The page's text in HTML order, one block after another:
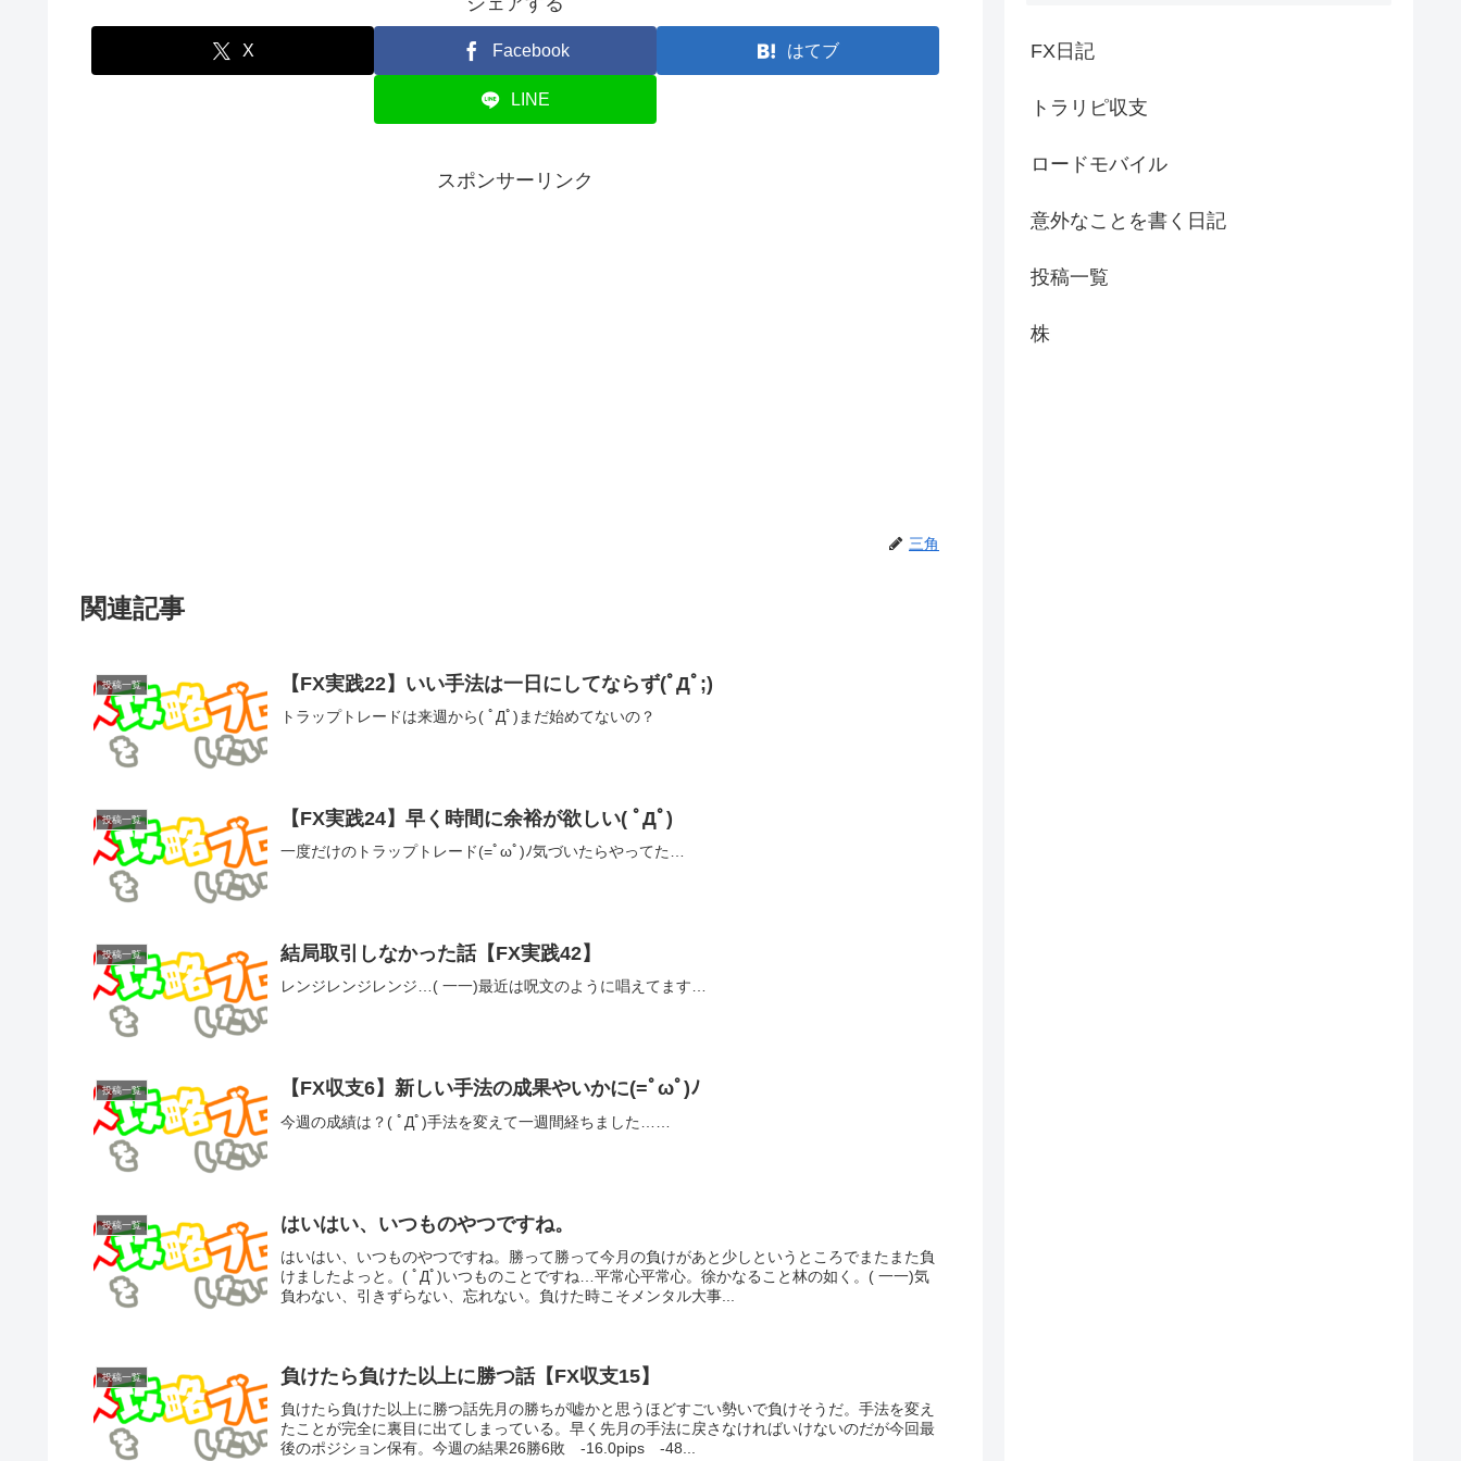
X Facebook はてブ
LINE
スポンサーリンク
三角
関連記事
投稿一覧 【FX実践22】いい手法は一日にしてならず(ﾟДﾟ;)
トラップトレードは来週から( ﾟДﾟ)まだ始めてないの？
投稿一覧 【FX実践24】早く時間に余裕が欲しい( ﾟДﾟ)
一度だけのトラップトレード(=ﾟωﾟ)ﾉ気づいたらやってた…
投稿一覧 結局取引しなかった話【FX実践42】
レンジレンジレンジ…( 一一)最近は呪文のように唱えてます…
投稿一覧 【FX収支6】新しい手法の成果やいかに(=ﾟωﾟ)ﾉ
今週の成績は？( ﾟДﾟ)手法を変えて一週間経ちました……
投稿一覧 はいはい、いつものやつですね。
はいはい、いつものやつですね。勝って勝って今月の負けがあと少しというところでまたまた負
けましたよっと。( ﾟДﾟ)いつものことですね…平常心平常心。徐かなること林の如く。( 一一)気
負わない、引きずらない、忘れない。負けた時こそメンタル大事...
投稿一覧 負けたら負けた以上に勝つ話【FX収支15】
負けたら負けた以上に勝つ話先月の勝ちが嘘かと思うほどすごい勢いで負けそうだ。手法を変え
たことが完全に裏目に出てしまっている。早く先月の手法に戻さなければいけないのだが今回最
後のポジション保有。今週の結果26勝6敗 -16.0pips -48...
FX日記
トラリピ収支
ロードモバイル
意外なことを書く日記
投稿一覧
株